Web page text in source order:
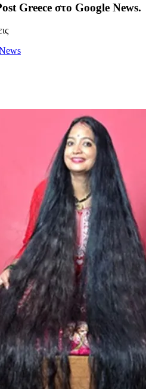
Greece στο Google News.